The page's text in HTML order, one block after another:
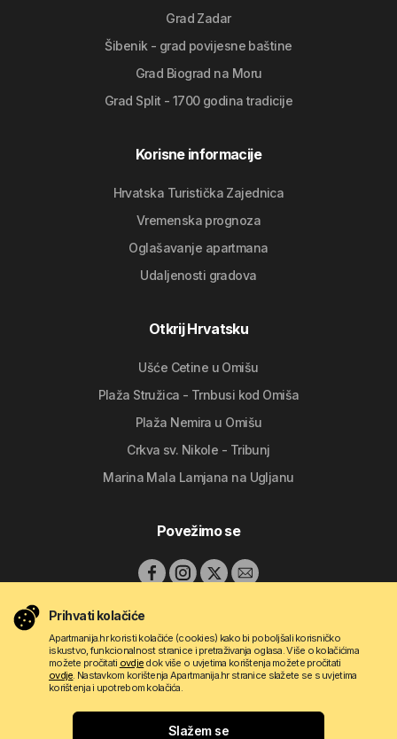
Grad Zadar
Šibenik - grad povijesne baštine
Grad Biograd na Moru
Grad Split - 1700 godina tradicije
Korisne informacije
Hrvatska Turistička Zajednica
Vremenska prognoza
Oglašavanje apartmana
Udaljenosti gradova
Otkrij Hrvatsku
Ušće Cetine u Omišu
Plaža Stružica - Trnbusi kod Omiša
Plaža Nemira u Omišu
Crkva sv. Nikole - Tribunj
Marina Mala Lamjana na Ugljanu
Povežimo se
Prihvati kolačiće
Apartmanija.hr koristi kolačiće (cookies) kako bi poboljšali korisničko
iskustvo, funkcionalnost stranice i pretraživanja oglasa. Više o kolačićima
možete pročitati ovdje dok više o uvjetima korištenja možete pročitati
ovdje. Nastavkom korištenja Apartmanija.hr stranice slažete se s uvjetima
korištenja i upotrebom kolačića.
Slažem se